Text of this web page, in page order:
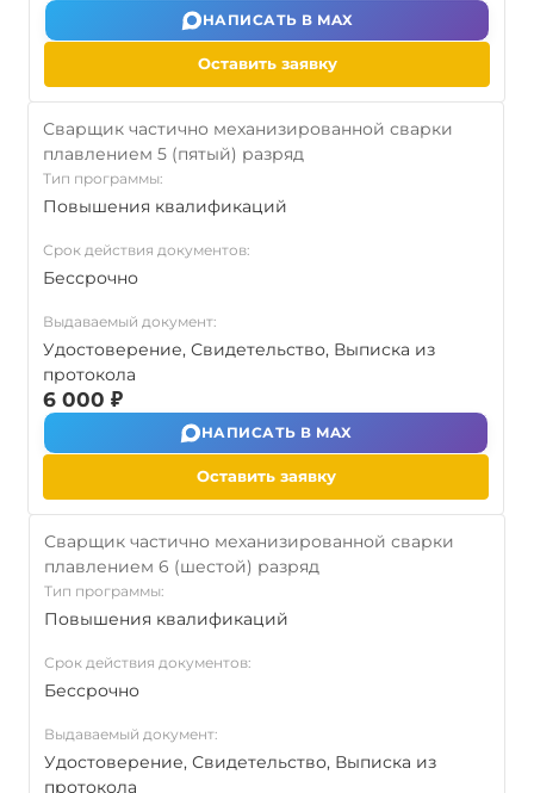
НАПИСАТЬ В MAX
Оставить заявку
Сварщик частично механизированной сварки
плавлением 5 (пятый) разряд
Тип программы:
Повышения квалификаций
Срок действия документов:
Бессрочно
Выдаваемый документ:
Удостоверение, Свидетельство, Выписка из
протокола
6 000 ₽
НАПИСАТЬ В MAX
Оставить заявку
Сварщик частично механизированной сварки
плавлением 6 (шестой) разряд
Тип программы:
Повышения квалификаций
Срок действия документов:
Бессрочно
Выдаваемый документ:
Удостоверение, Свидетельство, Выписка из
протокола